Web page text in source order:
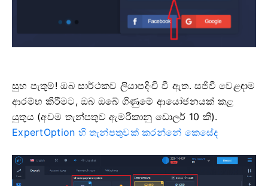
සුභ පැතුම්! ඔබ සාර්ථකව ලියාපදිංචි වී ඇත. සජීවී වෙළඳාම
ආරම්භ කිරීමට, ඔබ ඔබේ ගිණුමේ ආයෝජනයක් කළ
යුතුය (අවම තැන්පතුව ඇමරිකානු ඩොලර් 10 කි).
ExpertOption හි තැන්පතුවක් කරන්නේ කෙසේද